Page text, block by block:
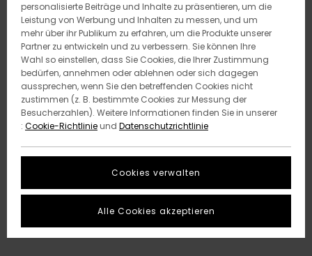
personalisierte Beiträge und Inhalte zu präsentieren, um die
Leistung von Werbung und Inhalten zu messen, und um
mehr über ihr Publikum zu erfahren, um die Produkte unserer
Partner zu entwickeln und zu verbessern. Sie können Ihre
Wahl so einstellen, dass Sie Cookies, die Ihrer Zustimmung
bedürfen, annehmen oder ablehnen oder sich dagegen
aussprechen, wenn Sie den betreffenden Cookies nicht
zustimmen (z. B. bestimmte Cookies zur Messung der
Besucherzahlen). Weitere Informationen finden Sie in unserer
: Cookie-Richtlinieund Datenschutzrichtlinie
Cookies verwalten
Alle Cookies akzeptieren